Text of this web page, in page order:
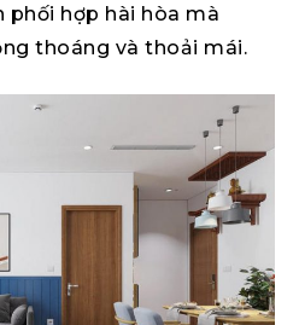
phối hợp hài hòa mà
thoáng và thoải mái.